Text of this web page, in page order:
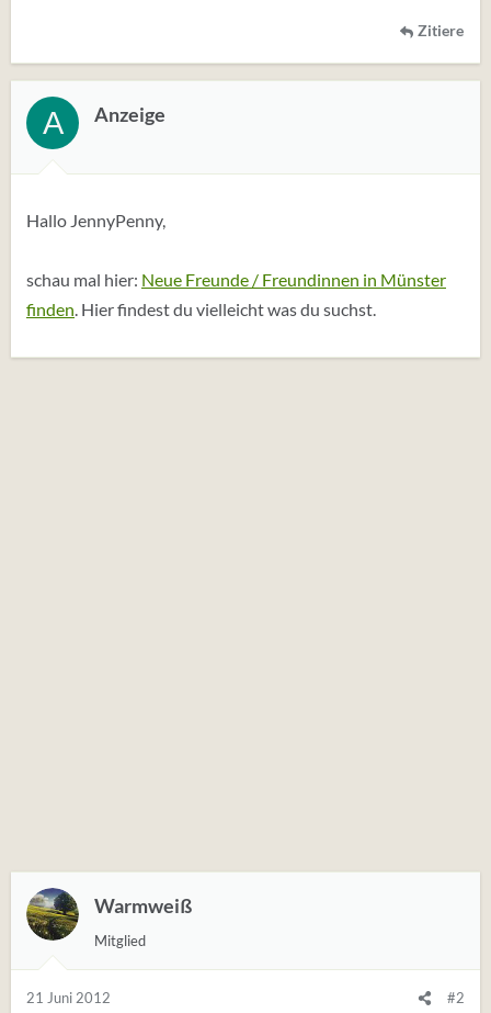
Zitiere
A Anzeige
Hallo JennyPenny,
schau mal hier: Neue Freunde / Freundinnen in Münster
finden. Hier findest du vielleicht was du suchst.
Warmweiß
Mitglied
21 Juni 2012 #2